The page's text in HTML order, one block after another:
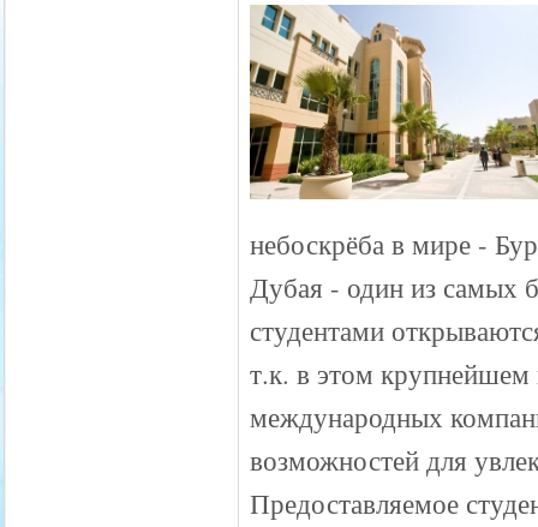
небоскрёба в мире -
Дубая - один из самых
студентами
т.к. в этом крупнейшем
международных
возможностей для
Предоставляемое